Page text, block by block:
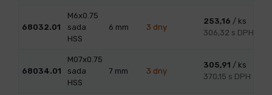
68032.01
M6x0.75
sada
HSS
6 mm 3 dny
253,16 / ks
306,32 s DPH
68034.01
M07x0.75
sada
HSS
7 mm 3 dny
305,91 / ks
370,15 s DPH